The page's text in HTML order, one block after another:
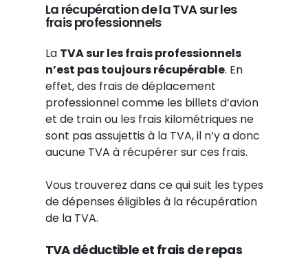
La récupération de la TVA sur les
frais professionnels
La TVA sur les frais professionnels
n’est pas toujours récupérable. En
effet, des frais de déplacement
professionnel comme les billets d’avion
et de train ou les frais kilométriques ne
sont pas assujettis à la TVA, il n’y a donc
aucune TVA à récupérer sur ces frais.
Vous trouverez dans ce qui suit les types
de dépenses éligibles à la récupération
de la TVA.
TVA déductible et frais de repas